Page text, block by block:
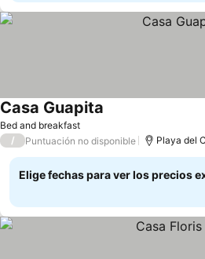
Bed and breakfast
Casa Guapita
/ Puntuación no disponible
Elige fechas para ver los precios